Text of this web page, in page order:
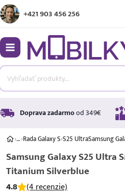
+421 903 456 256
Doprava zadarmood 349€
›…›Rada Galaxy S›S25 UltraSamsung
Samsung Galaxy S25 Ultra
Titanium Silverblue
4.8 (4 recenzie)